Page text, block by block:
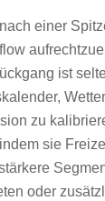
einer
ist
zu
sie
oder